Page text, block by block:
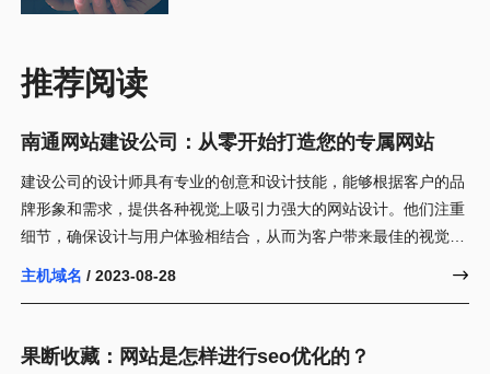
推荐阅读
南通网站建设公司：从零开始打造您的专属网站
建设公司的设计师具有专业的创意和设计技能，能够根据客户的品
牌形象和需求，提供各种视觉上吸引力强大的网站设计。他们注重
细节，确保设计与用户体验相结合，从而为客户带来最佳的视觉效
果。
主机域名 / 2023-08-28 
果断收藏：网站是怎样进行seo优化的？